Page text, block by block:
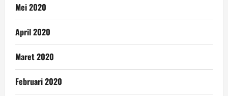
Mei 2020
April 2020
Maret 2020
Februari 2020